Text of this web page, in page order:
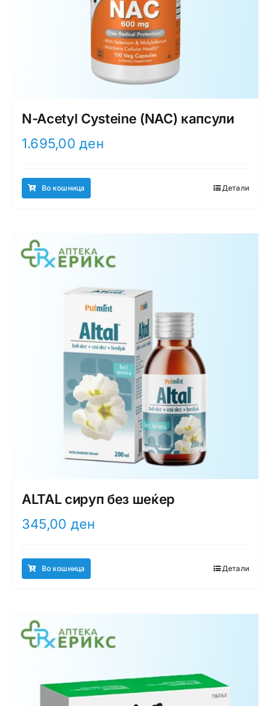
N-Acetyl Cysteine (NAC) капсули
1.695,00ден
Во кошница Детали
ALTAL сируп без шеќер
345,00 ден
Во кошница Детали